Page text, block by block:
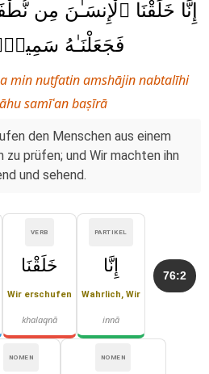
إِنَّا خَلَقْنَا ٱلْإِنسَـٰنَ مِن
فَجَعَلْنَـٰهُ
min nuṭfatin amshājin nabtalīhi
samīʿan baṣīrā
den Menschen aus einem
zu prüfen; und Wir machten ihn
und sehend.
76:2
PARTIKEL
إِنَّا
Wahrlich, Wir
innā
VERB
خَلَقْنَا
Wir erschufen
khalaqnā
NOMEN
NOMEN